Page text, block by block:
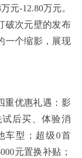
元-12.80万元。
破次元壁的发布
一个缩影，展现
重优惠礼遇：影
后买、体验消
车型；超级0首
元置换补贴；